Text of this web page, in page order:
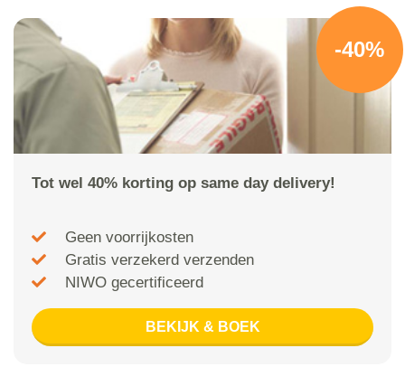
-40%
Tot wel 40% korting op same day delivery!
Geen voorrijkosten
Gratis verzekerd verzenden
NIWO gecertificeerd
BEKIJK & BOEK